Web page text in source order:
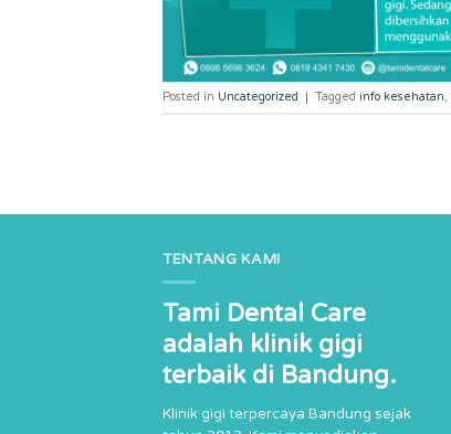
Posted in Uncategorized | Tagged info kesehatan,
TENTANG KAMI
Tami Dental Care
adalah klinik gigi
terbaik di Bandung.
Klinik gigi terpercaya Bandung sejak